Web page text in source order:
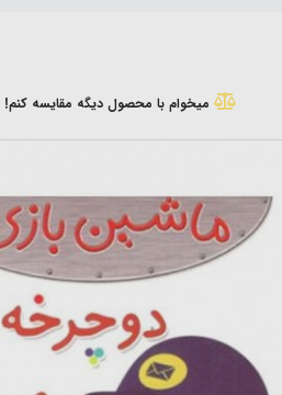
میخوام با محصول دیگه مقایسه کنم!